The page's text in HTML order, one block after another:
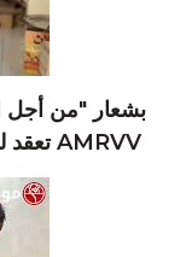
بشعار "من أجل
AMRVV تعقد لقاء وطني بدار المحامين في البيضاء